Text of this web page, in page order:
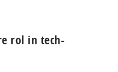
rol in tech-